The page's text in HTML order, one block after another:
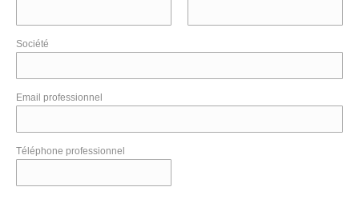
Société
Email professionnel
Téléphone professionnel